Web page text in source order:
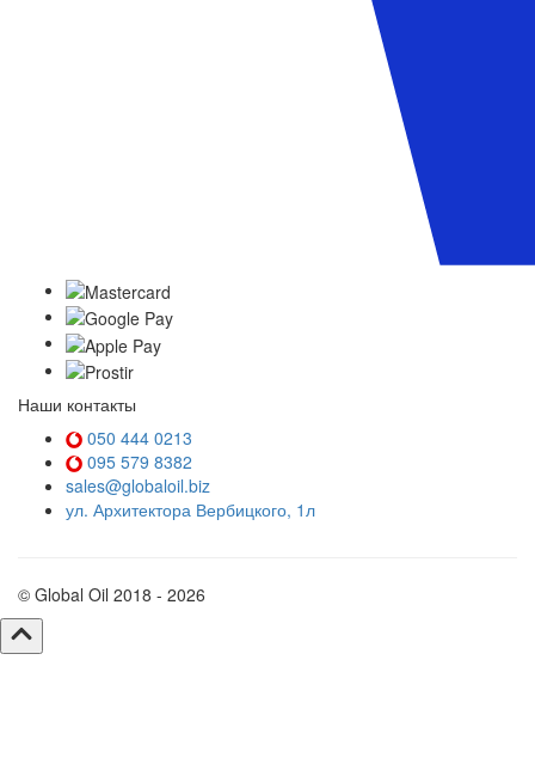
Наши контакты
050 444 0213
095 579 8382
sales@globaloil.biz
ул. Архитектора Вербицкого, 1л
© Global Oil 2018 - 2026